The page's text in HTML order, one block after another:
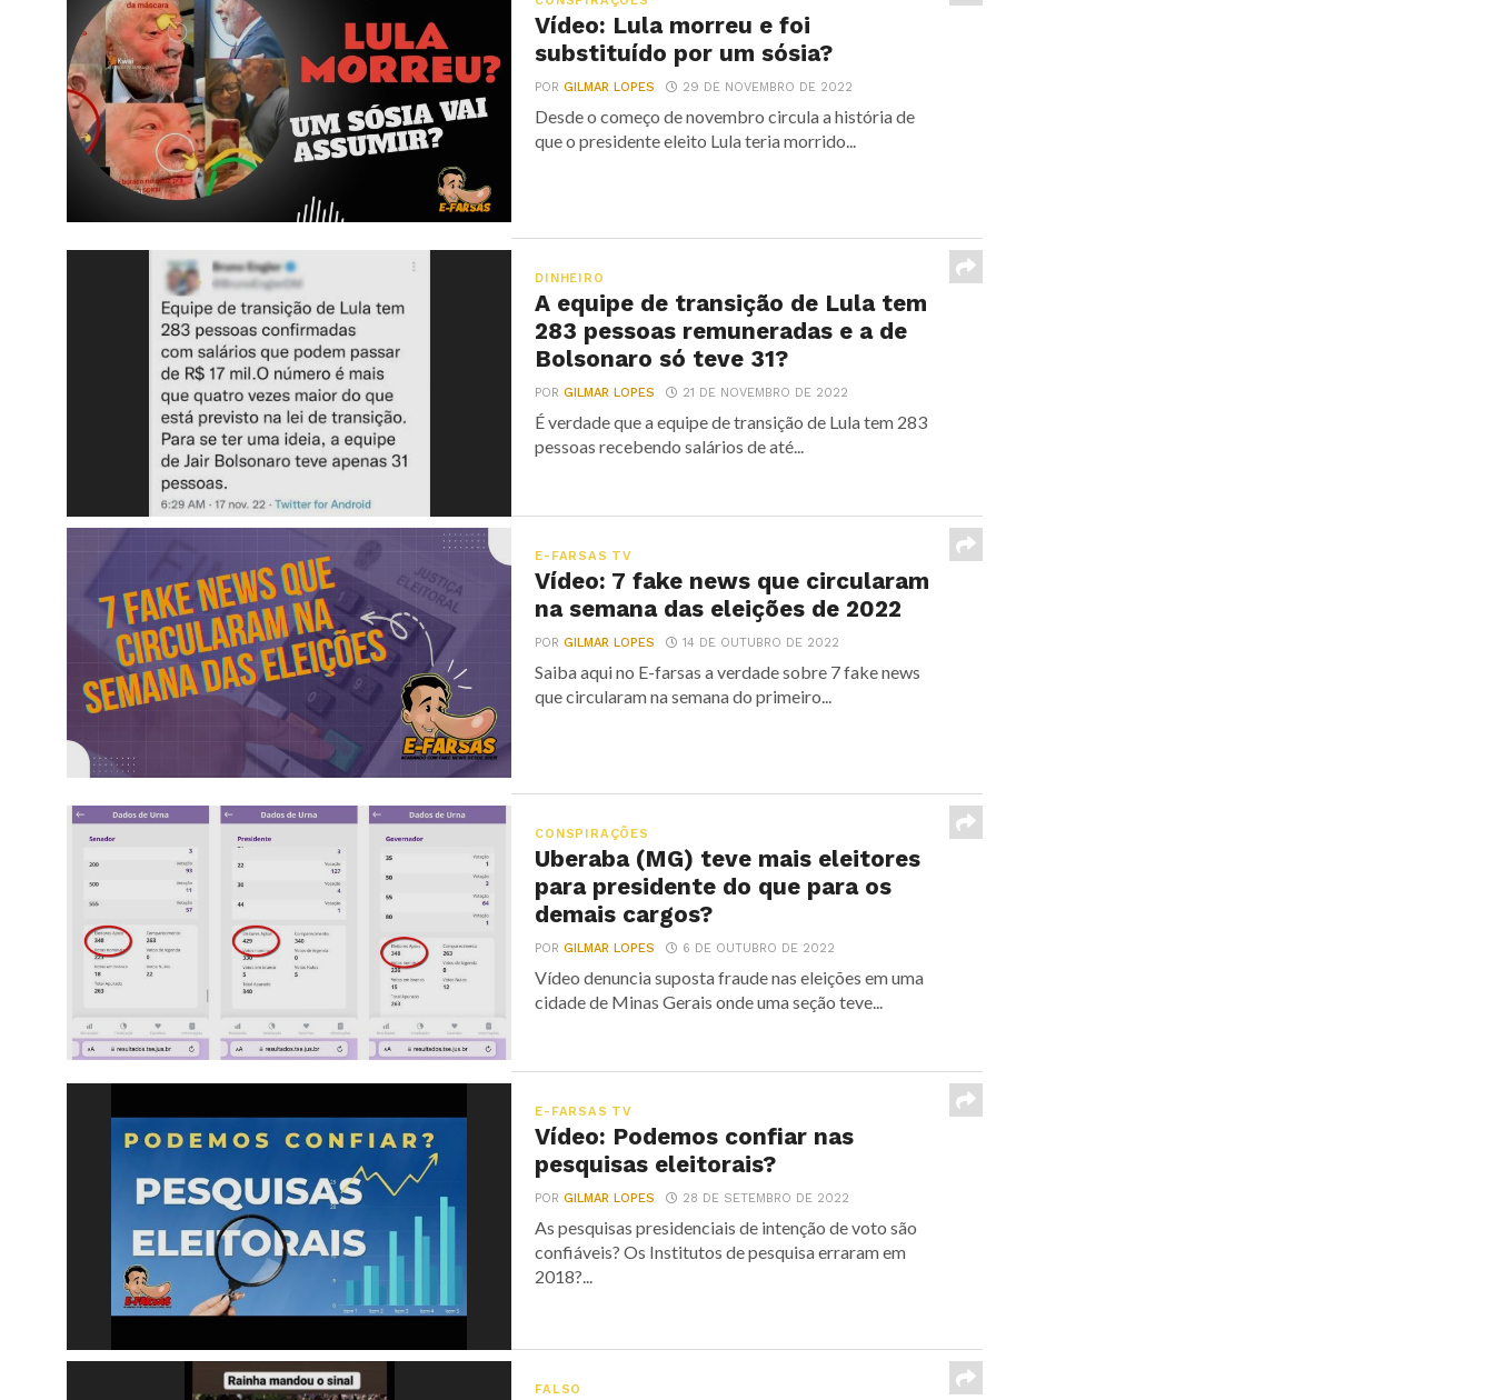
Vídeo: Lula morreu e foi
substituído por um sósia?
PORGILMAR LOPES 29 DE NOVEMBRO DE 2022
Desde o começo de novembro circula a história de
que o presidente eleito Lula teria morrido...
DINHEIRO
A equipe de transição de Lula tem
283 pessoas remuneradas e a de
Bolsonaro só teve 31?
PORGILMAR LOPES 21 DE NOVEMBRO DE 2022
É verdade que a equipe de transição de Lula tem 283
pessoas recebendo salários de até...
E-FARSAS TV
Vídeo: 7 fake news que circularam
na semana das eleições de 2022
PORGILMAR LOPES 14 DE OUTUBRO DE 2022
Saiba aqui no E-farsas a verdade sobre 7 fake news
que circularam na semana do primeiro...
CONSPIRAÇÕES
Uberaba (MG) teve mais eleitores
para presidente do que para os
demais cargos?
PORGILMAR LOPES 6 DE OUTUBRO DE 2022
Vídeo denuncia suposta fraude nas eleições em uma
cidade de Minas Gerais onde uma seção teve...
E-FARSAS TV
Vídeo: Podemos confiar nas
pesquisas eleitorais?
PORGILMAR LOPES 28 DE SETEMBRO DE 2022
As pesquisas presidenciais de intenção de voto são
confiáveis? Os Institutos de pesquisa erraram em
2018?...
FALSO